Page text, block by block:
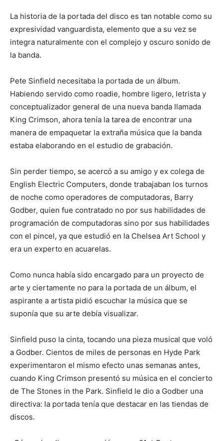
La historia de la portada del disco es tan notable como su
expresividad vanguardista, elemento que a su vez se
integra naturalmente con el complejo y oscuro sonido de
la banda.
Pete Sinfield necesitaba la portada de un álbum.
Habiendo servido como roadie, hombre ligero, letrista y
conceptualizador general de una nueva banda llamada
King Crimson, ahora tenía la tarea de encontrar una
manera de empaquetar la extraña música que la banda
estaba elaborando en el estudio de grabación.
Sin perder tiempo, se acercó a su amigo y ex colega de
English Electric Computers, donde trabajaban los turnos
de noche como operadores de computadoras, Barry
Godber, quien fue contratado no por sus habilidades de
programación de computadoras sino por sus habilidades
con el pincel, ya que estudió en la Chelsea Art School y
era un experto en acuarelas.
Como nunca había sido encargado para un proyecto de
arte y ciertamente no para la portada de un álbum, el
aspirante a artista pidió escuchar la música que se
suponía que su arte debía visualizar.
Sinfield puso la cinta, tocando una pieza musical que voló
a Godber. Cientos de miles de personas en Hyde Park
experimentaron el mismo efecto unas semanas antes,
cuando King Crimson presentó su música en el concierto
de The Stones in the Park. Sinfield le dio a Godber una
directiva: la portada tenía que destacar en las tiendas de
discos.